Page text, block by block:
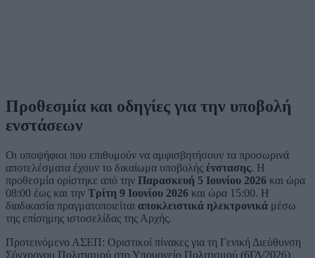
Προθεσμία και οδηγίες για την υποβολή
ενστάσεων
Οι υποψήφιοι που επιθυμούν να αμφισβητήσουν τα προσωρινά
αποτελέσματα έχουν το δικαίωμα υποβολής ένστασης. Η
προθεσμία ορίστηκε από την Παρασκευή 5 Ιουνίου 2026 και ώρα
08:00 έως και την Τρίτη 9 Ιουνίου 2026 και ώρα 15:00. Η
διαδικασία πραγματοποιείται αποκλειστικά ηλεκτρονικά μέσω
της επίσημης ιστοσελίδας της Αρχής.
Προτεινόμενο ΑΣΕΠ: Οριστικοί πίνακες για τη Γενική Διεύθυνση
Σύγχρονου Πολιτισμού στο Υπουργείο Πολιτισμού (6ΓΔ/2026)